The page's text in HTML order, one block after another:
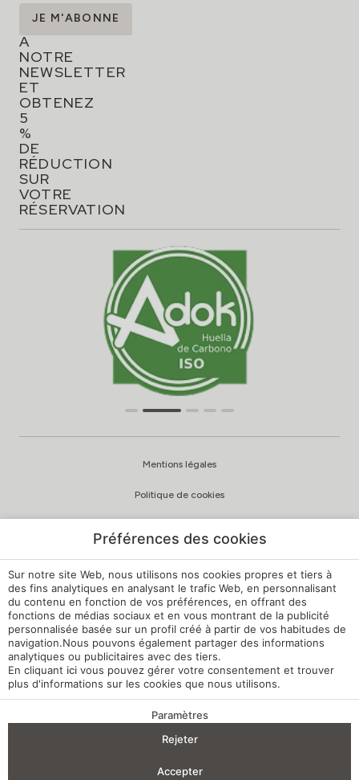
AVANTAGES DE LA RÉSERVATION
ABONNEZ-
VOUS
À
NOTRE
NEWSLETTER
ET
OBTENEZ
5
%
DE
RÉDUCTION
SUR
VOTRE
RÉSERVATION
JE M'ABONNE
Mentions légales
Politique de cookies
Canal de signalement
Règlement intérieur
Paramètres des cookies
Ma réservation
Développé parmirai
Préférences des cookies
Sur notre site Web, nous utilisons nos cookies propres et tiers à
des fins analytiques en analysant le trafic Web, en personnalisant
du contenu en fonction de vos préférences, en offrant des
fonctions de médias sociaux et en vous montrant de la publicité
personnalisée basée sur un profil créé à partir de vos habitudes de
navigation.Nous pouvons également partager des informations
analytiques ou publicitaires avec des tiers.
En cliquant ici vous pouvez gérer votre consentement et trouver
plus d'informations sur les cookies que nous utilisons.
Paramètres
Rejeter
Accepter